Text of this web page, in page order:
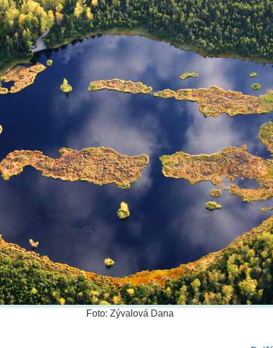
Foto: Zývalová Dana